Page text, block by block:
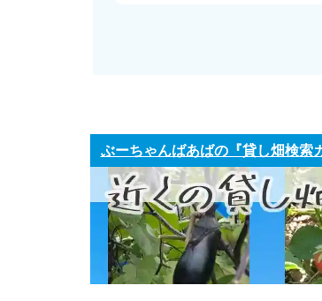
ぶーちゃんばあばの『貸し畑検索